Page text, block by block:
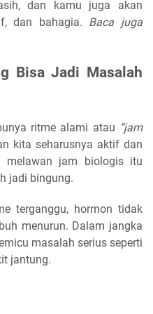
dan kamu juga akan
dan bahagia. Baca juga
Bisa Jadi Masalah
ritme alami atau “jam
kita seharusnya aktif dan
melawan jam biologis itu
jadi bingung.
terganggu, hormon tidak
menurun. Dalam jangka
masalah serius seperti
jantung.